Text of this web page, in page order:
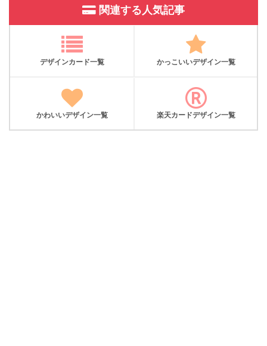
関連する人気記事
デザインカード一覧 かっこいいデザイン一覧
かわいいデザイン一覧 楽天カードデザイン一覧